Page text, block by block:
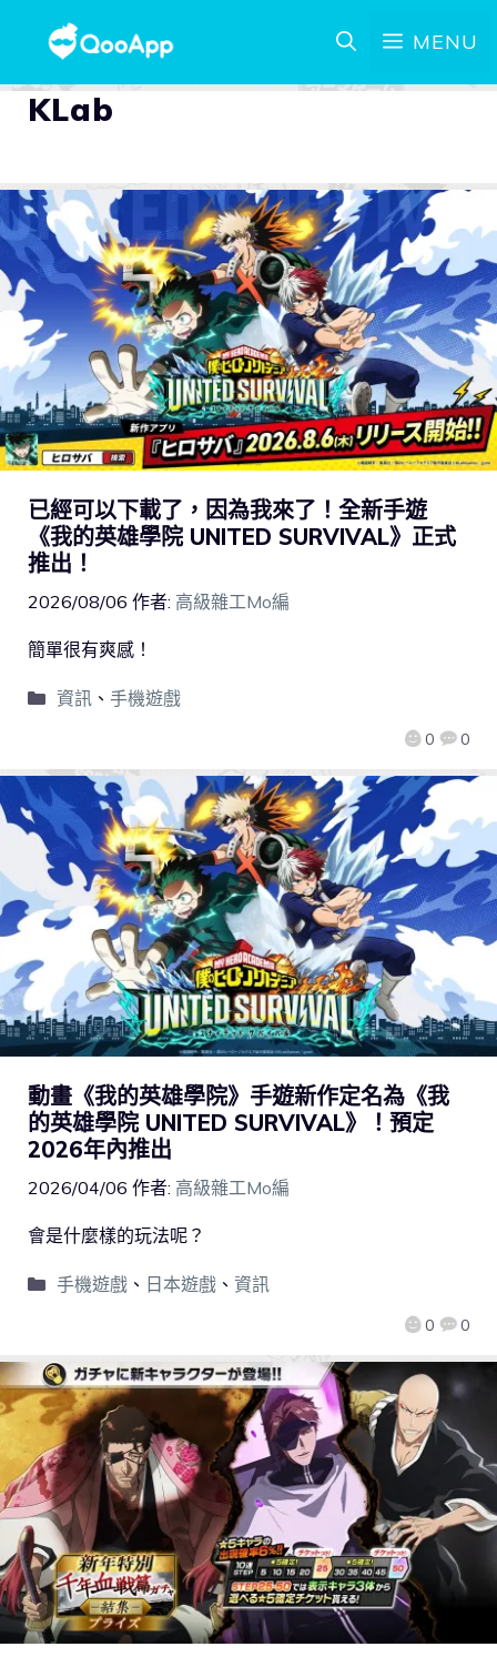
MENU
KLab
已經可以下載了，因為我來了！全新手遊
《我的英雄學院 UNITED SURVIVAL》正式
推出！
2026/08/06 作者: 高級雜工Mo編
0 0
簡單很有爽感！
資訊、 手機遊戲
動畫《我的英雄學院》手遊新作定名為《我
的英雄學院 UNITED SURVIVAL》！預定
2026年內推出
2026/04/06 作者: 高級雜工Mo編
0 0
會是什麼樣的玩法呢？
手機遊戲、 日本遊戲、 資訊